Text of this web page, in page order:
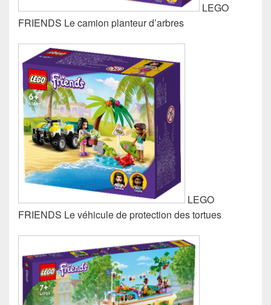
LEGO
FRIENDS Le camion planteur d’arbres
LEGO
FRIENDS Le véhicule de protection des tortues